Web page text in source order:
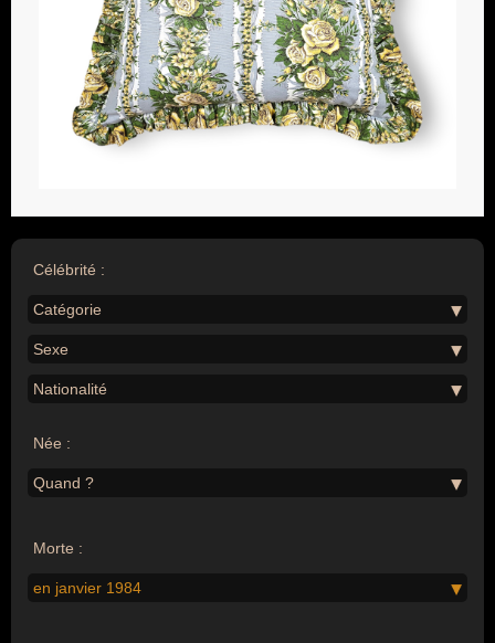
Célébrité :
Catégorie
Sexe
Nationalité
Née :
Quand ?
Morte :
en janvier 1984